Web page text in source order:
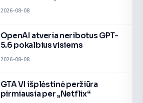
2026-08-08
OpenAI atveria neribotus GPT-
5.6 pokalbius visiems
2026-08-08
GTA VI išplėstinė peržiūra
pirmiausia per „Netflix“